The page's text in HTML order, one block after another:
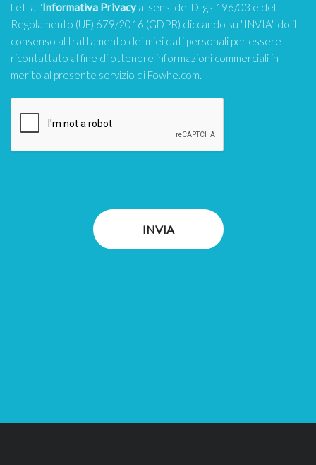
Letta l'Informativa Privacyai sensi del D.lgs.196/03 e del
Regolamento (UE) 679/2016 (GDPR) cliccando su "INVIA" do il
consenso al trattamento dei miei dati personali per essere
ricontattato al fine di ottenere informazioni commerciali in
merito al presente servizio di Fowhe.com.
INVIA